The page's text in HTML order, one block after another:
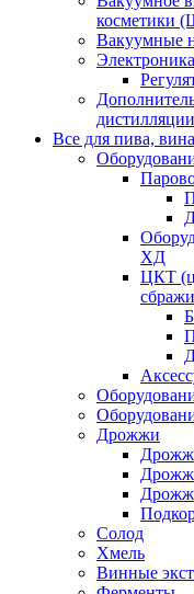
косметики
Вакуумные
дистилляции
Все для пива,
ХД
ЦКТ
Дрожжи
Солод
Хмель
Винные